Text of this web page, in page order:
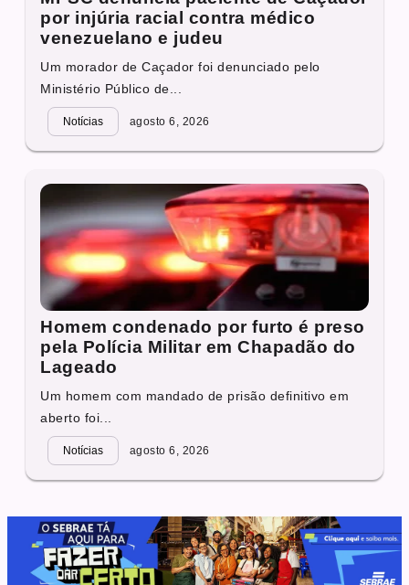
por injúria racial contra médico
venezuelano e judeu
Um morador de Caçador foi denunciado pelo
Ministério Público de...
Notícias agosto 6, 2026
Homem condenado por furto é preso
pela Polícia Militar em Chapadão do
Lageado
Um homem com mandado de prisão definitivo em
aberto foi...
Notícias agosto 6, 2026